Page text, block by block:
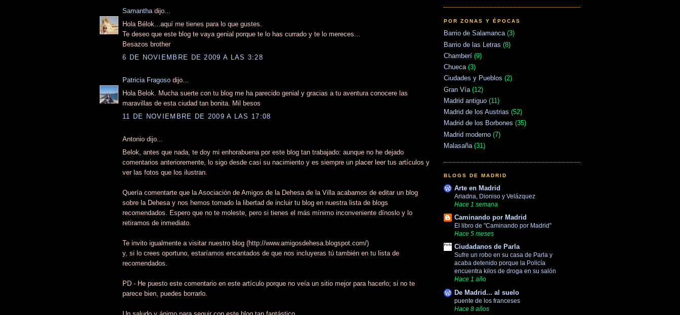
Samantha dijo...
Hola Bélok...aquí me tienes para lo que gustes.
Te deseo que este blog te vaya genial porque te lo has currado y te lo mereces...
Besazos brother
6 DE NOVIEMBRE DE 2009 A LAS 3:28
Patricia Fragoso dijo...
Hola Belok. Mucha suerte con tu blog me ha parecido genial y gracias a tu aventura conocere las
maravillas de esta ciudad tan bonita. Mil besos
11 DE NOVIEMBRE DE 2009 A LAS 17:08
Antonio dijo...
Belok, antes que nada, te doy mi enhorabuena por este blog tan trabajado: aunque no he dejado
comentarios anterioremente, lo sigo desde casi su nacimiento y es siempre un placer leer tus artículos y
ver las fotos que los ilustran.
Quería comentarte que la Asociación de Amigos de la Dehesa de la Villa acabamos de editar un blog
sobre la Dehesa y nos hemos tomado la libertad de incluir tu blog en nuestra lista de blogs
recomendados. Espero que no te moleste, pero si tienes el más mínimo inconveniente dínoslo y lo
retiramos de inmediato.
Te invito igualmente a visitar nuestro blog (http://www.amigosdehesa.blogspot.com/)
y, si lo crees oportuno, estaríamos encantados de que nos incluyeras tú también en tu lista de
recomendados.
PD - He puesto este comentario en este artículo porque no veía un sitio mejor para hacerlo; si no te
parece bien, puedes borrarlo.
POR ZONAS Y ÉPOCAS
Barrio de Salamanca (3)
Barrio de las Letras (8)
Chamberí (9)
Chueca (3)
Ciudades y Pueblos (2)
Gran Vía (12)
Madrid antiguo (11)
Madrid de los Austrias (52)
Madrid de los Borbones (35)
Madrid moderno (7)
Malasaña (31)
BLOGS DE MADRID
Arte en Madrid
Ariadna, Dioniso y Velázquez
Hace 1 semana
Caminando por Madrid
El libro de "Caminando por Madrid"
Hace 5 meses
Ciudadanos de Parla
Sufre un robo en su casa de Parla y
acaba detenido porque la Policía
encuentra kilos de droga en su salón
Hace 1 año
De Madrid... al suelo
puente de los franceses
Hace 8 años